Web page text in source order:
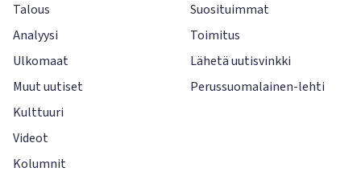
Talous
Analyysi
Ulkomaat
Muut uutiset
Kulttuuri
Videot
Kolumnit
Suosituimmat
Toimitus
Lähetä uutisvinkki
Perussuomalainen-lehti